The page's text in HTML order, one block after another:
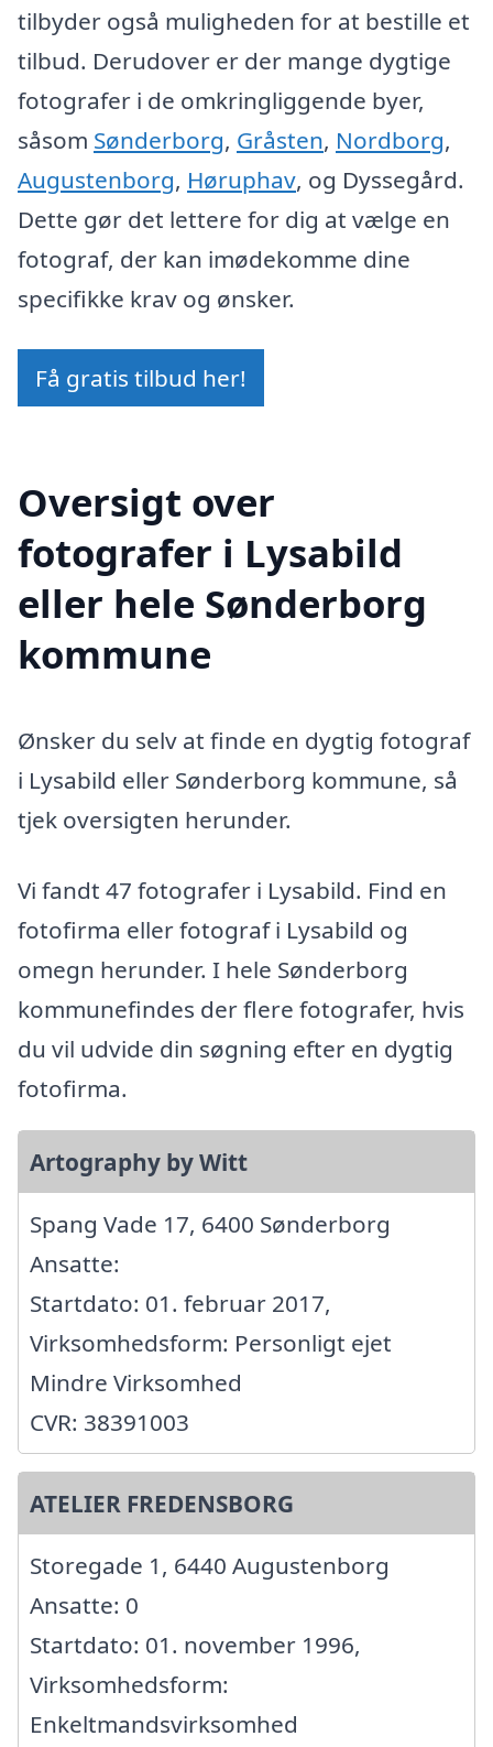
tilbyder også muligheden for at bestille et
tilbud. Derudover er der mange dygtige
fotografer i de omkringliggende byer,
såsom Sønderborg, Gråsten, Nordborg,
Augustenborg, Høruphav, og Dyssegård.
Dette gør det lettere for dig at vælge en
fotograf, der kan imødekomme dine
specifikke krav og ønsker.
Få gratis tilbud her!
Oversigt over
fotografer i Lysabild
eller hele Sønderborg
kommune
Ønsker du selv at finde en dygtig fotograf
i Lysabild eller Sønderborg kommune, så
tjek oversigten herunder.
Vi fandt 47 fotografer i Lysabild. Find en
fotofirma eller fotograf i Lysabild og
omegn herunder. I hele Sønderborg
kommunefindes der flere fotografer, hvis
du vil udvide din søgning efter en dygtig
fotofirma.
Artography by Witt
Spang Vade 17, 6400 Sønderborg
Ansatte:
Startdato: 01. februar 2017,
Virksomhedsform: Personligt ejet
Mindre Virksomhed
CVR: 38391003
ATELIER FREDENSBORG
Storegade 1, 6440 Augustenborg
Ansatte: 0
Startdato: 01. november 1996,
Virksomhedsform:
Enkeltmandsvirksomhed